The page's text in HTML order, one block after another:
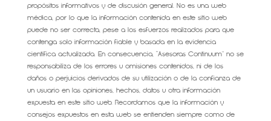
propósitos informativos y de discusión general. No es una web
médica, por lo que la información contenida en este sitio web
puede no ser correcta, pese a los esfuerzos realizados para que
contenga solo información fiable y basada en la evidencia
científica actualizada. En consecuencia, “Asesoras Continuum” no se
responsabiliza de los errores u omisiones contenidos, ni de los
daños o perjuicios derivados de su utilización o de la confianza de
un usuario en las opiniones, hechos, datos u otra información
expuesta en este sitio web. Recordamos que la información y
consejos expuestos en esta web se entienden siempre como de